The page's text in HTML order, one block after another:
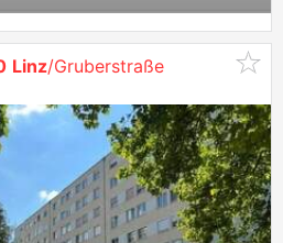
Linz/Gruberstraße